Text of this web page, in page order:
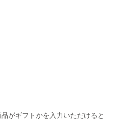
がギフトかを入力いただけると